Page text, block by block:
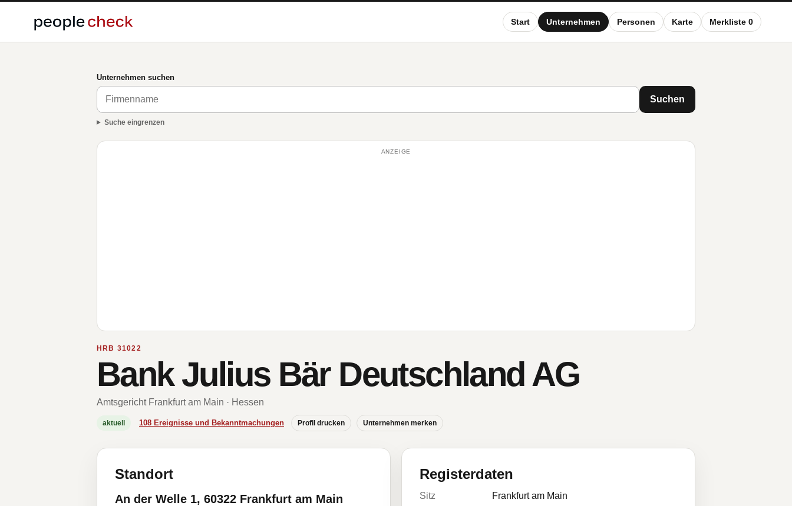
Start Unternehmen Personen Karte Merkliste 0
Unternehmen suchen
Suchen
Suche eingrenzen
ANZEIGE
HRB 31022
Bank Julius Bär Deutschland AG
Amtsgericht Frankfurt am Main · Hessen
aktuell 108 Ereignisse und Bekanntmachungen Profil drucken Unternehmen merken
Standort
An der Welle 1, 60322 Frankfurt am Main
Registerdaten
Sitz
Frankfurt am Main